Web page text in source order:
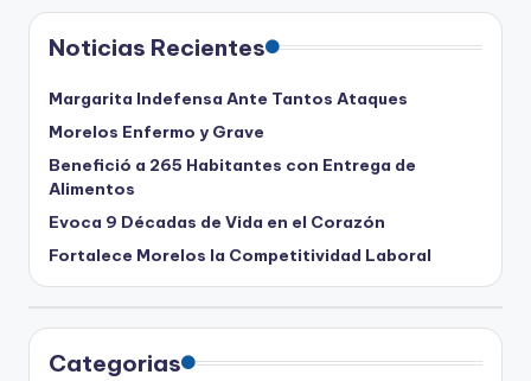
Noticias Recientes
Margarita Indefensa Ante Tantos Ataques
Morelos Enfermo y Grave
Benefició a 265 Habitantes con Entrega de
Alimentos
Evoca 9 Décadas de Vida en el Corazón
Fortalece Morelos la Competitividad Laboral
Categorias